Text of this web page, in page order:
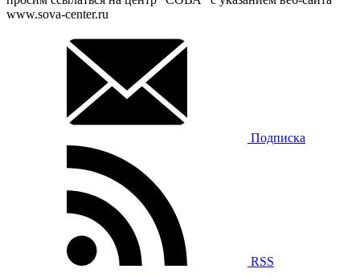
www.sova-center.ru
Подписка
RSS